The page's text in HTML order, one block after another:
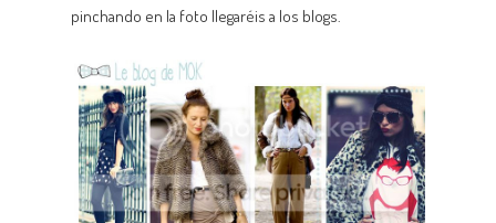
pinchando en la foto llegaréis a los blogs.